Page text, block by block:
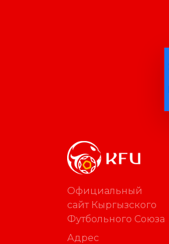
Официальный
сайт Кыргызского
Футбольного Союза
Адрес